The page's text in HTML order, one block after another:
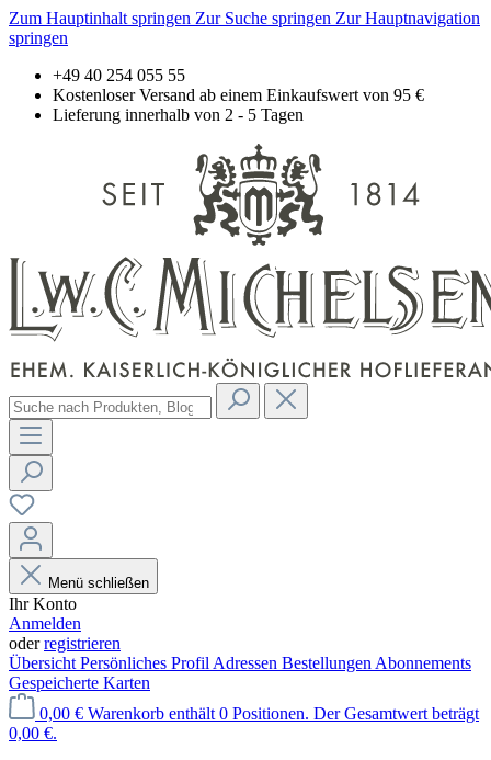
Zum Hauptinhalt springen Zur Suche springen Zur Hauptnavigation
springen
+49 40 254 055 55
Kostenloser Versand ab einem Einkaufswert von 95 €
Lieferung innerhalb von 2 - 5 Tagen
Menü schließen
Ihr Konto
Anmelden
oderregistrieren
Übersicht Persönliches Profil Adressen Bestellungen Abonnements
Gespeicherte Karten
0,00 € Warenkorb enthält 0 Positionen. Der Gesamtwert beträgt
0,00 €.